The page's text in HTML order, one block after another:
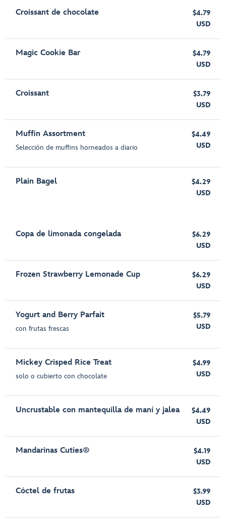
Croissant de chocolate
$4.79
USD
Magic Cookie Bar
$4.79
USD
Croissant
$3.79
USD
Muffin Assortment
Selección de muffins horneados a diario
$4.49
USD
Plain Bagel
$4.29
USD
Copa de limonada congelada
$6.29
USD
Frozen Strawberry Lemonade Cup
$6.29
USD
Yogurt and Berry Parfait
con frutas frescas
$5.79
USD
Mickey Crisped Rice Treat
solo o cubierto con chocolate
$4.99
USD
Uncrustable con mantequilla de maní y jalea
$4.49
USD
Mandarinas Cuties®
$4.19
USD
Cóctel de frutas
$3.99
USD